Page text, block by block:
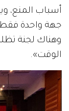
أسباب المنع،
جهة واحدة فقط
وهناك لجنة
الوقت».